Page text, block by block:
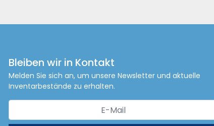
Bleiben wir in Kontakt
Melden Sie sich an, um unsere Newsletter und aktuelle
Inventarbestände zu erhalten.